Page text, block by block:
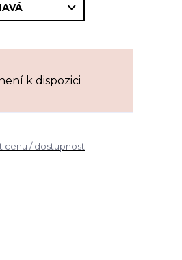
k dispozici
cenu / dostupnost